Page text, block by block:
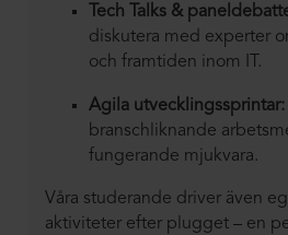
Tech Talks &
diskutera med experter
och framtiden inom IT.
Agila utvecklingssprintar:
branschliknande
fungerande mjukvara.
Våra studerande driver även
aktiviteter efter plugget – en